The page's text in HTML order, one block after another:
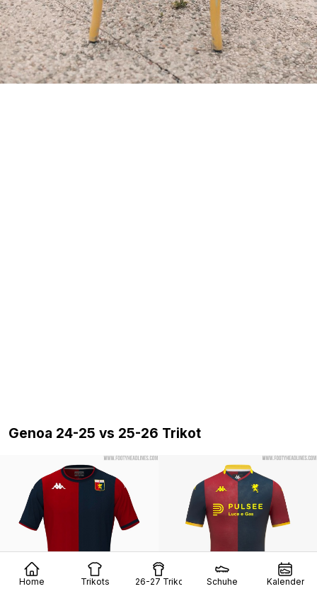
Home Trikots 26-27 Trikots Schuhe Kalender
Genoa 24-25 vs 25-26 Trikot